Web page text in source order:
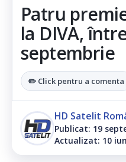
Patru
la DIVA,
septembrie
✏️ Click pentru a comenta
HD Satelit
Publicat: 19
Actualizat: 10